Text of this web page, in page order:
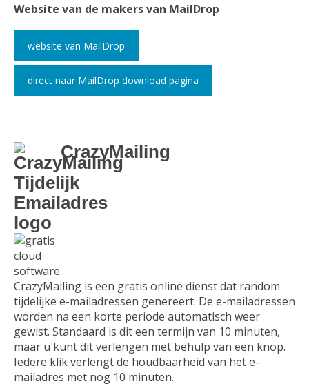
Website van de makers van MailDrop
website van MailDrop
direct naar MailDrop download pagina
CrazyMailing
CrazyMailing is een gratis online dienst dat random
tijdelijke e-mailadressen genereert. De e-mailadressen
worden na een korte periode automatisch weer
gewist. Standaard is dit een termijn van 10 minuten,
maar u kunt dit verlengen met behulp van een knop.
Iedere klik verlengt de houdbaarheid van het e-
mailadres met nog 10 minuten.